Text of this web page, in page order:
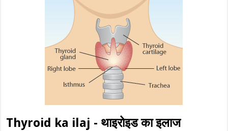
Thyroid ka ilaj - थाइरोइड का इलाज